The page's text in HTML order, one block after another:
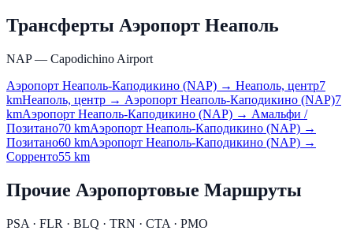
Трансферты Аэропорт Неаполь
NAP — Capodichino Airport
Аэропорт Неаполь-Каподикино (NAP) → Неаполь, центр7
kmНеаполь, центр → Аэропорт Неаполь-Каподикино (NAP)7
kmАэропорт Неаполь-Каподикино (NAP) → Амальфи /
Позитано70 kmАэропорт Неаполь-Каподикино (NAP) →
Позитано60 kmАэропорт Неаполь-Каподикино (NAP) →
Сорренто55 km
Прочие Аэропортовые Маршруты
PSA · FLR · BLQ · TRN · CTA · PMO